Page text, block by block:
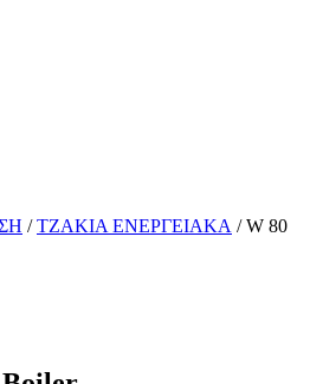
/ΤΖΑΚΙΑ ΕΝΕΡΓΕΙΑΚΑ / W 80